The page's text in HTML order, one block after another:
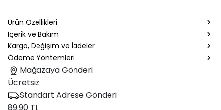
Ürün Özellikleri
İçerik ve Bakım
Kargo, Değişim ve İadeler
Ödeme Yöntemleri
Mağazaya Gönderi
Ücretsiz
Standart Adrese Gönderi
89.90 TL